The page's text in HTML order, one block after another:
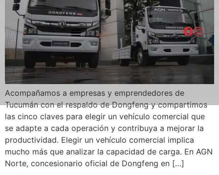
Acompañamos a empresas y emprendedores de
Tucumán con el respaldo de Dongfeng y compartimos
las cinco claves para elegir un vehículo comercial que
se adapte a cada operación y contribuya a mejorar la
productividad. Elegir un vehículo comercial implica
mucho más que analizar la capacidad de carga. En AGN
Norte, concesionario oficial de Dongfeng en […]